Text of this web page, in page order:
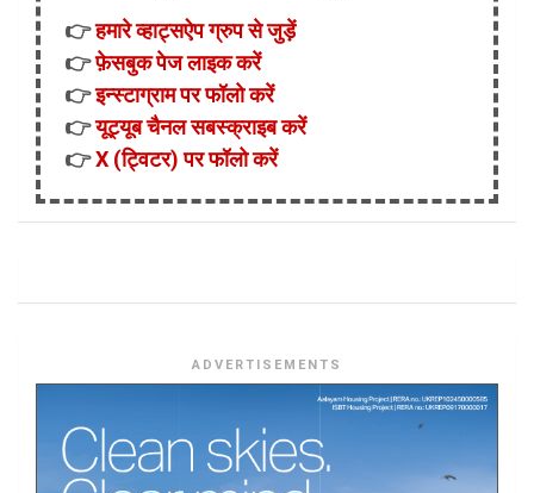
👉हमारे व्हाट्सऐप ग्रुप से जुड़ें
👉फ़ेसबुक पेज लाइक करें
👉इन्स्टाग्राम पर फॉलो करें
👉यूट्यूब चैनल सबस्क्राइब करें
👉X (ट्विटर) पर फॉलो करें
ADVERTISEMENTS